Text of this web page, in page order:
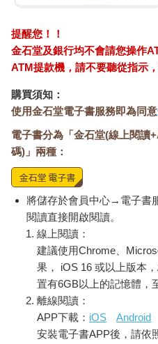
提醒您！！
金石堂及銀行均不會請您操作
ATM提款機，請不要聽從指示
購買須知：
使用金石堂電子書服務即為同意
電子書分為「金石堂(線上閱讀
碼)」兩種：
將儲存於會員中心→電子書
閱讀直接開啟閱讀。
線上閱讀：
建議使用Chrome、
果， iOS 16 或以上版本
置有6GB以上的記憶體，
離線閱讀：
APP下載： iOS
Android
安裝電子書APP後，請